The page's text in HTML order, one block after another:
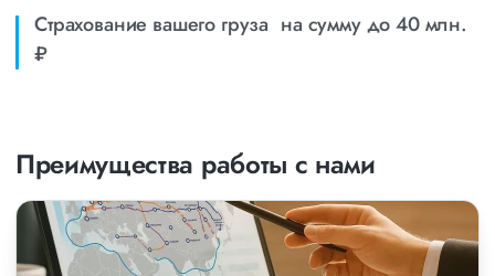
Страхование вашего груза на сумму до 40 млн.
₽
Преимущества работы с нами